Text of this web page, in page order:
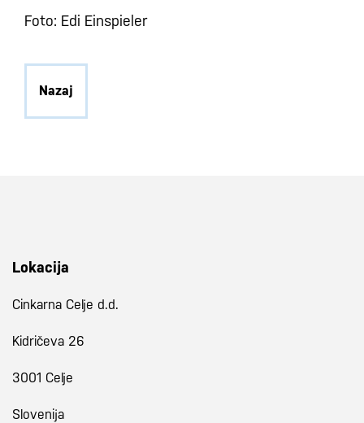
Foto: Edi Einspieler
Nazaj
Lokacija
Cinkarna Celje d.d.
Kidričeva 26
3001 Celje
Slovenija